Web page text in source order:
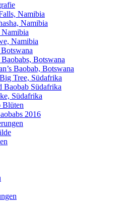
Namibia
Namibia
Namibia
Baobabs, Botswana
Baobab, Botswana
Tree, Südafrika
Baobab Südafrika
Südafrika
Blüten
2016